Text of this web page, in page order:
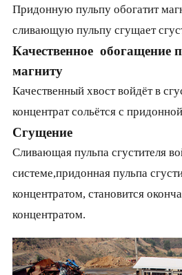
Придонную пульпу обогатит
сливающую пульпу сгущает
Качественное обогащение
магниту
Качественный хвост войдёт в
концентрат сольётся с
Сгущение
Сливающая пульпа сгустителя
системе,придонная пульпа
концентратом, становится
концентратом.